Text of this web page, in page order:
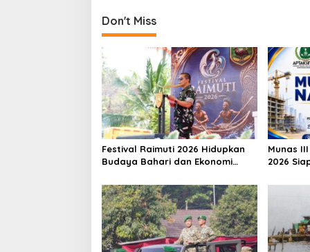
Don't Miss
Festival Raimuti 2026 Hidupkan
Budaya Bahari dan Ekonomi
Munas
2026